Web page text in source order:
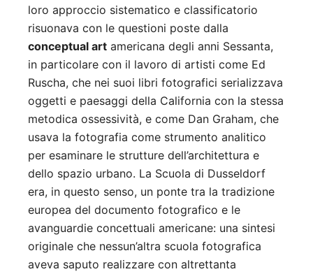
loro approccio sistematico e classificatorio
risuonava con le questioni poste dalla
conceptual art americana degli anni Sessanta,
in particolare con il lavoro di artisti come Ed
Ruscha, che nei suoi libri fotografici serializzava
oggetti e paesaggi della California con la stessa
metodica ossessività, e come Dan Graham, che
usava la fotografia come strumento analitico
per esaminare le strutture dell’architettura e
dello spazio urbano. La Scuola di Dusseldorf
era, in questo senso, un ponte tra la tradizione
europea del documento fotografico e le
avanguardie concettuali americane: una sintesi
originale che nessun’altra scuola fotografica
aveva saputo realizzare con altrettanta